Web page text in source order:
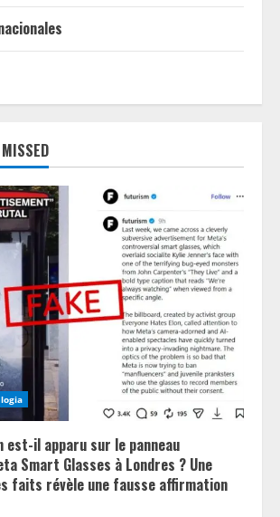
est-il apparu sur le panneau
Smart Glasses à Londres ? Une
faits révèle une fausse affirmation